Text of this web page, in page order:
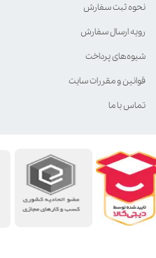
نحوه ثبت سفارش
رویه ارسال سفارش
شیوه‌های پرداخت
قوانین و مقررات سایت
تماس با ما